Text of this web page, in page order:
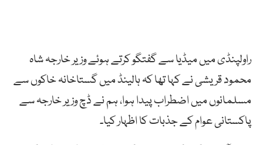
راولپنڈیمیںمیڈیاسےگفتگوکرتےہوئےوزیرخارجہشاہ
محمودقریشینےکہاتھاکہہالینڈمیںگستاخانہخاکوںسے
مسلمانوںمیںاضطرابپیداہوا،ہمنےڈچوزیرخارجہسے
پاکستانیعوامکےجذباتکااظہارکیا۔